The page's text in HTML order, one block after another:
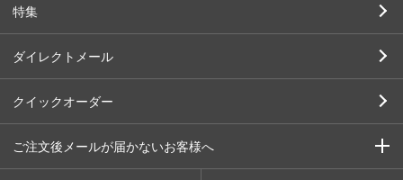
特集
ダイレクトメール
クイックオーダー
ご注文後メールが届かないお客様へ